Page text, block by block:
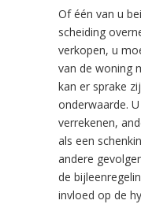
Of één van u
scheiding
verkopen, u
van de woning
kan er sprake
onderwaarde.
verrekenen,
als een
andere
de
invloed op de